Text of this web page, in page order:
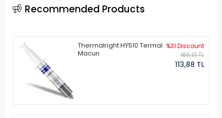
Recommended Products
Thermalright HY510 Termal
Macun
%31 Discount
165,13 TL
113,88 TL